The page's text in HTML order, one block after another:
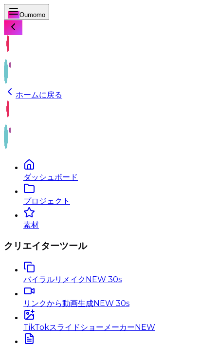
Oumomo
ホームに戻る
ダッシュボード
プロジェクト
素材
クリエイターツール
バイラルリメイク NEW 30s
リンクから動画生成NEW 30s
TikTokスライドショーメーカー NEW